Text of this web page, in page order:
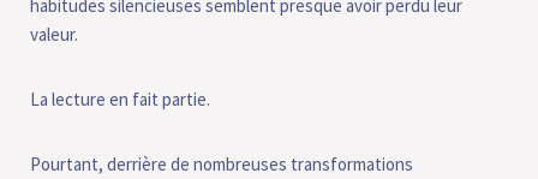
habitudes silencieuses semblent presque avoir perdu leur
valeur.
La lecture en fait partie.
Pourtant, derrière de nombreuses transformations